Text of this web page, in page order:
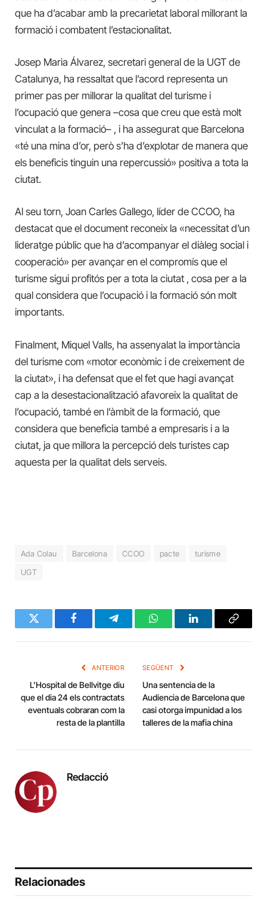
que ha d’acabar amb la precarietat laboral millorant la
formació i combatent l’estacionalitat.
Josep Maria Álvarez, secretari general de la UGT de
Catalunya, ha ressaltat que l’acord representa un
primer pas per millorar la qualitat del turisme i
l’ocupació que genera –cosa que creu que està molt
vinculat a la formació– , i ha assegurat que Barcelona
«té una mina d’or, però s’ha d’explotar de manera que
els beneficis tinguin una repercussió» positiva a tota la
ciutat.
Al seu torn, Joan Carles Gallego, líder de CCOO, ha
destacat que el document reconeix la «necessitat d’un
lideratge públic que ha d’acompanyar el diàleg social i
cooperació» per avançar en el compromís que el
turisme sigui profitós per a tota la ciutat , cosa per a la
qual considera que l’ocupació i la formació són molt
importants.
Finalment, Miquel Valls, ha assenyalat la importància
del turisme com «motor econòmic i de creixement de
la ciutat», i ha defensat que el fet que hagi avançat
cap a la desestacionalització afavoreix la qualitat de
l’ocupació, també en l’àmbit de la formació, que
considera que beneficia també a empresaris i a la
ciutat, ja que millora la percepció dels turistes cap
aquesta per la qualitat dels serveis.
Ada Colau Barcelona CCOO pacte
turisme
UGT
Twitter FacebookTelegramWhatsAppLinkedInCopy
ANTERIOR
L’Hospital de Bellvitge diu
que el dia 24 els contractats
eventuals cobraran com la
resta de la plantilla
SEGÜENT
Una sentencia de la
Audiencia de Barcelona que
casi otorga impunidad a los
talleres de la mafia china
Redacció
Relacionades